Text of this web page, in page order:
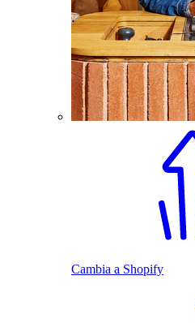
Cambia a Shopify